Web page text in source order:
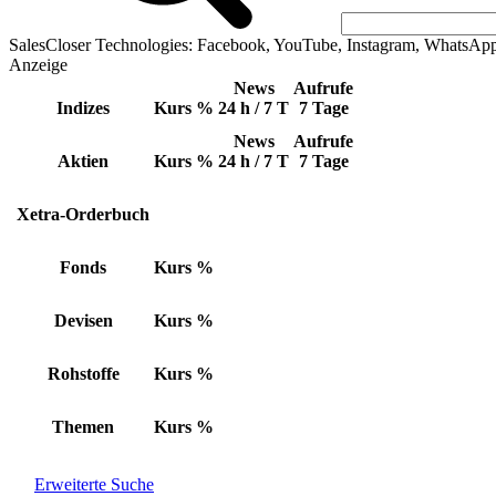
SalesCloser Technologies: Facebook, YouTube, Instagram,
Anzeige
Indizes Kurs %
News
24 h / 7 T
Aufrufe
7 Tage
Aktien Kurs %
News
24 h / 7 T
Aufrufe
7 Tage
Xetra-Orderbuch
Fonds Kurs %
Devisen Kurs %
Rohstoffe Kurs %
Themen Kurs %
Erweiterte Suche